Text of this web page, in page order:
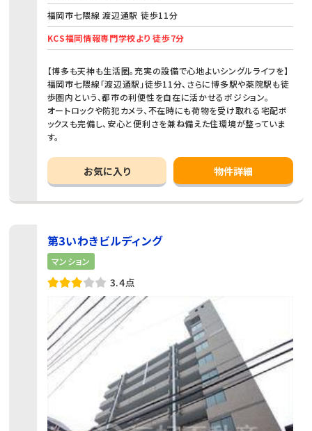
福岡市七隈線 渡辺通駅 徒歩11分
KCS福岡情報専門学校より 徒歩7分
【博多も天神も生活圏。充実の設備で心地よいシングルライフを】
福岡市七隈線「渡辺通駅」徒歩11分、さらに博多駅や薬院駅も徒
歩圏内という、都市の利便性を自在に活かせるポジション。
オートロックや防犯カメラ、不在時にも荷物を受け取れる宅配ボ
ックスも完備し、安心と便利さを兼ね備えた住環境が整っていま
す。
お気に入り 物件詳細
第3いわきビルディング
マンション
3.4点